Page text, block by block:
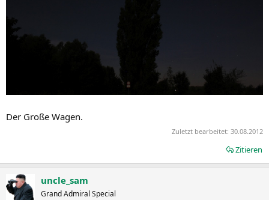
Der Große Wagen.
Zuletzt bearbeitet: 30.08.2012
Zitieren
uncle_sam
Grand Admiral Special